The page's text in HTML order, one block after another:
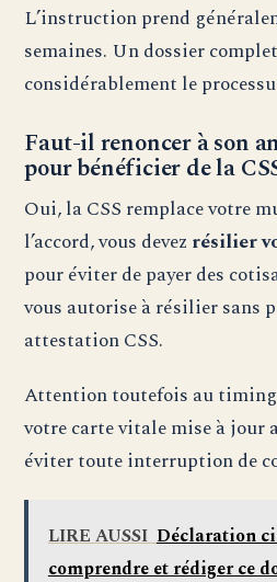
L’instruction prend
semaines. Un dossier
considérablement le
Faut-il renoncer à son
pour bénéficier de la
Oui, la CSS remplace votre
l’accord, vous devez résilier
pour éviter de payer des
vous autorise à résilier sans
attestation CSS.
Attention toutefois au timing
votre carte vitale mise à jour
éviter toute interruption de
LIRE AUSSI Déclaration
comprendre et rédiger ce